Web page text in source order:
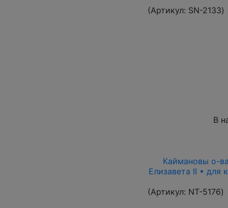
(Артикул: SN-2133)
В
Каймановы о-
Елизавета II • для
(Артикул: NT-5176)